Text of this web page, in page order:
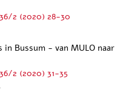
2 (2020) 28-30
Bussum - van MULO naar
2 (2020) 31-35